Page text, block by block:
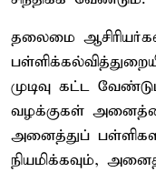
தலைமை
முடிவு கட்ட
வழக்குகள்
அனைத்துப்
நியமிக்கவும்,